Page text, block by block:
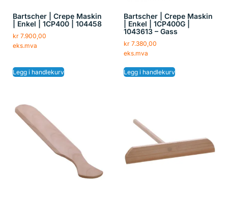
Bartscher | Crepe Maskin
| Enkel | 1CP400 | 104458
kr 7.900,00
eks.mva
Legg i handlekurv
Bartscher | Crepe Maskin
| Enkel | 1CP400G |
1043613 – Gass
kr7.380,00
eks.mva
Legg i handlekurv